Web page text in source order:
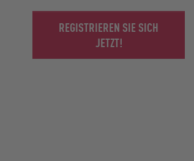
REGISTRIEREN SIE SICH
JETZT!